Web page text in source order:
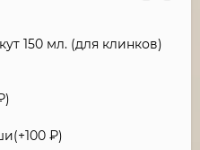
150 мл. (для клинков)
)
100 ₽)